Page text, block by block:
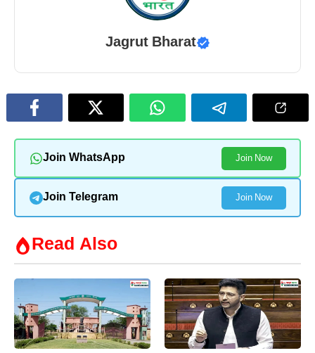
Jagrut Bharat
Join WhatsApp Join Now
Join Telegram Join Now
Read Also